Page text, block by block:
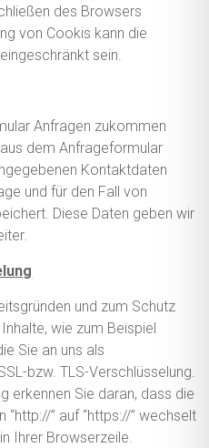
des Browsers
von Cookis kann die
sein.
Anfragen zukommen
dem Anfrageformular
Kontaktdaten
und für den Fall von
Diese Daten geben wir
und zum Schutz
wie zum Beispiel
Sie an uns als
bzw. TLS-Verschlüsselung.
erkennen Sie daran, dass die
” auf “https://” wechselt
Ihrer Browserzeile.